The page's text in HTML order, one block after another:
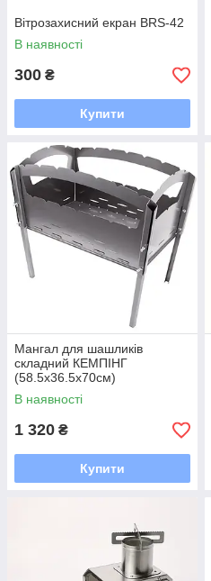
Вітрозахисний екран BRS-42
В наявності
300 ₴
Купити
Мангал для шашликів
складний КЕМПІНГ
(58.5х36.5х70см)
В наявності
1 320 ₴
Купити